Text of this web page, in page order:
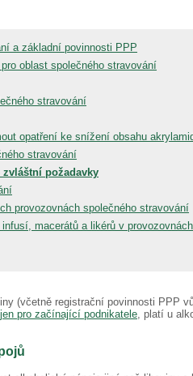
a základní povinnosti PPP
oblast společného stravování
stravování
opatření ke snížení obsahu
stravování
požadavky
provozovnách společného stravování
macerátů a likérů v
(včetně registrační povinnosti PPP
pro začínající podnikatele , platí u